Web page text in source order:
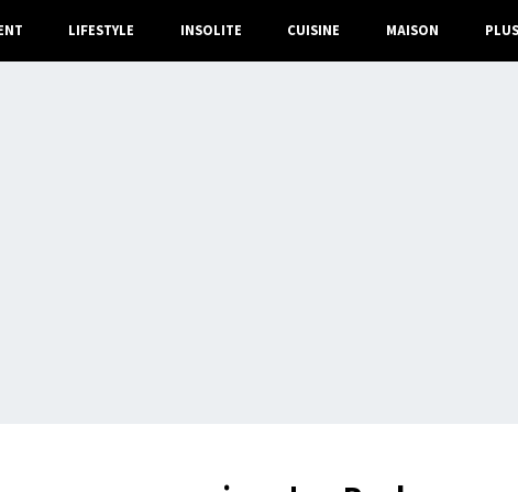
LIFESTYLE INSOLITE CUISINE MAISON PLUS